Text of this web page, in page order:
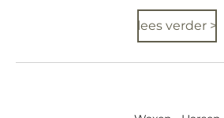
lees verder >